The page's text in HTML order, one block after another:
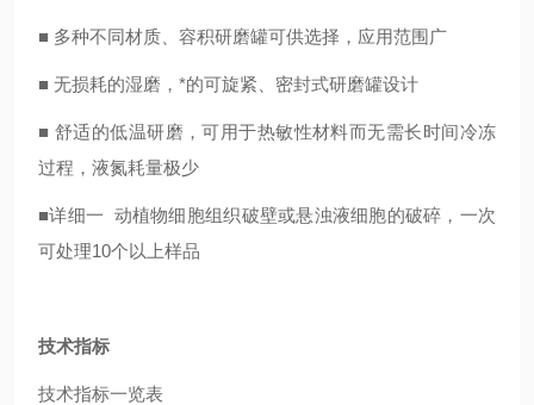
■ 多种不同材质、容积研磨罐可供选择，应用范围广
■ 无损耗的湿磨，*的可旋紧、密封式研磨罐设计
■ 舒适的低温研磨，可用于热敏性材料而无需长时间冷冻
过程，液氮耗量极少
■详细一 动植物细胞组织破壁或悬浊液细胞的破碎，一次
可处理10个以上样品
技术指标
技术指标一览表